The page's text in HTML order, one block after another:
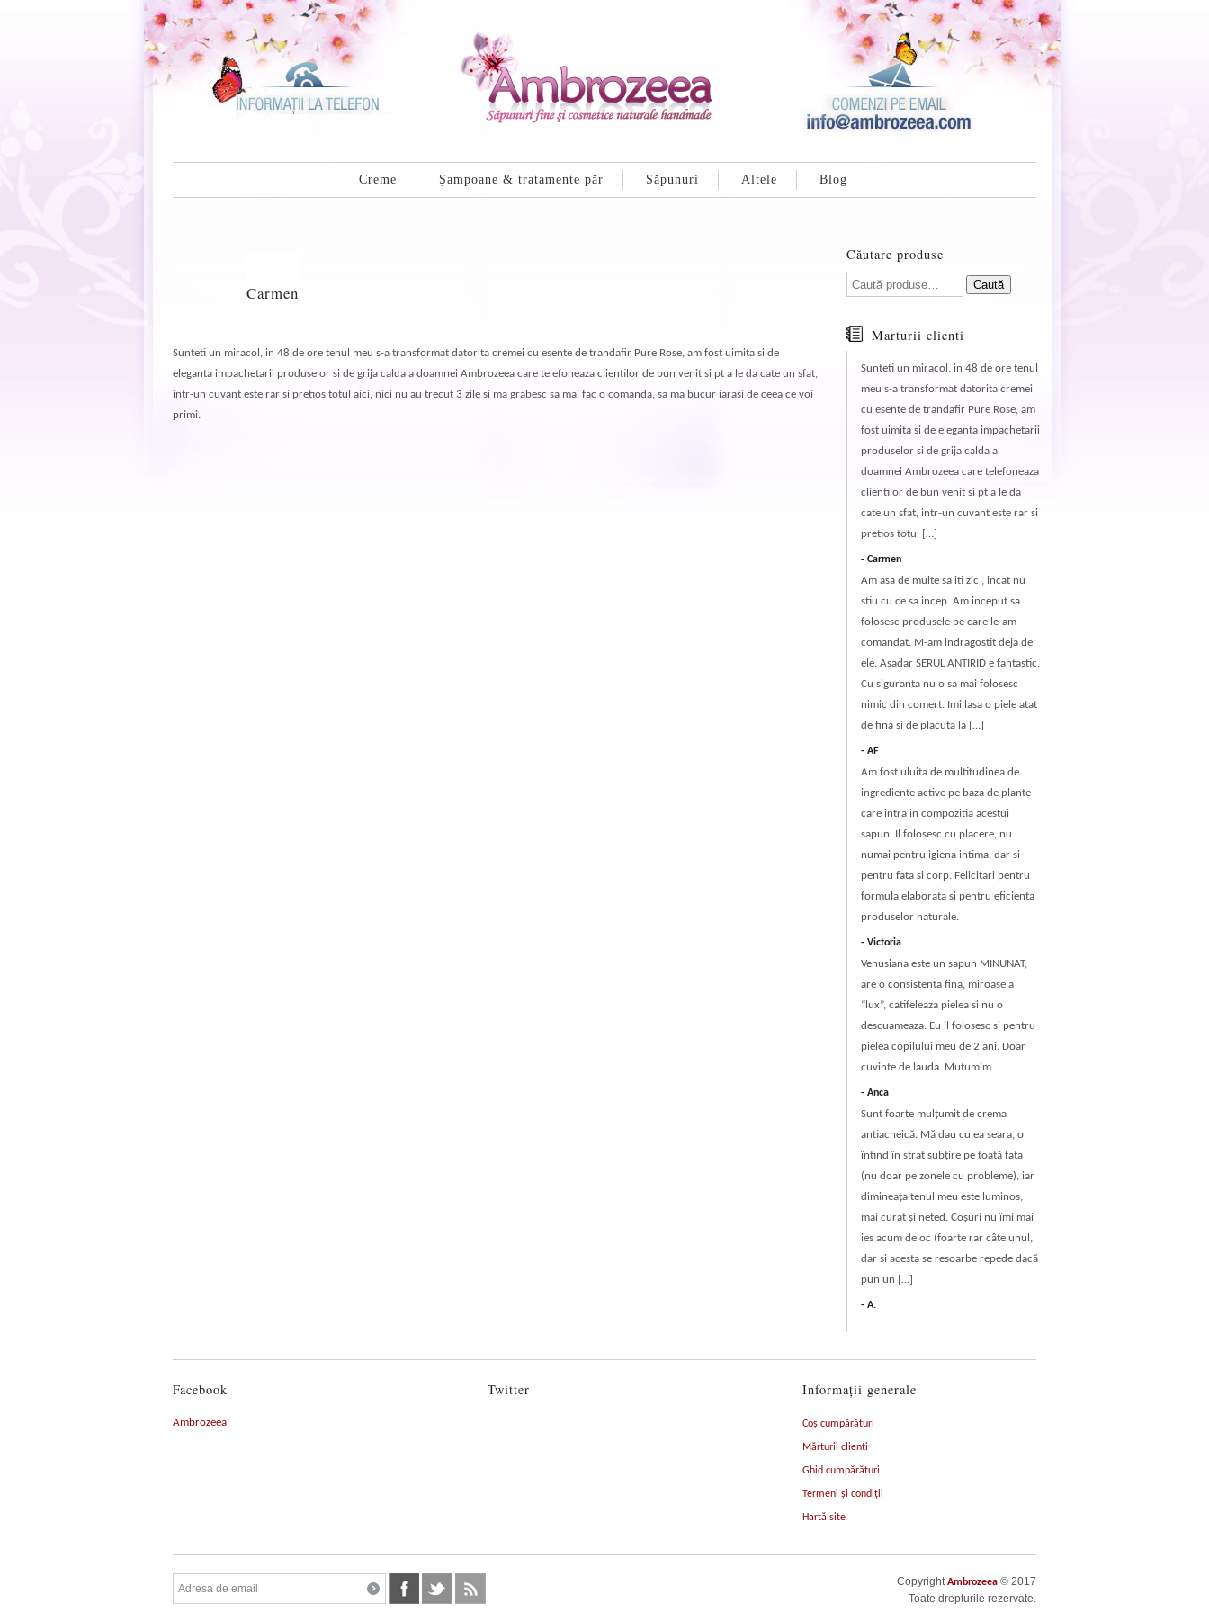
Creme Şampoane & tratamente păr Săpunuri Altele Blog
Carmen
Sunteti un miracol, in 48 de ore tenul meu s-a transformat datorita cremei cu esente de trandafir Pure Rose, am fost uimita si de
eleganta impachetarii produselor si de grija calda a doamnei Ambrozeea care telefoneaza clientilor de bun venit si pt a le da cate un sfat,
intr-un cuvant este rar si pretios totul aici, nici nu au trecut 3 zile si ma grabesc sa mai fac o comanda, sa ma bucur iarasi de ceea ce voi
primi.
Căutare produse
Caută
Marturii clienti
Sunteti un miracol, in 48 de ore tenul
meu s-a transformat datorita cremei
cu esente de trandafir Pure Rose, am
fost uimita si de eleganta impachetarii
produselor si de grija calda a
doamnei Ambrozeea care telefoneaza
clientilor de bun venit si pt a le da
cate un sfat, intr-un cuvant este rar si
pretios totul […]
Carmen
Am asa de multe sa iti zic , incat nu
stiu cu ce sa incep. Am inceput sa
folosesc produsele pe care le-am
comandat. M-am indragostit deja de
ele. Asadar SERUL ANTIRID e fantastic.
Cu siguranta nu o sa mai folosesc
nimic din comert. Imi lasa o piele atat
de fina si de placuta la […]
AF
Am fost uluita de multitudinea de
ingrediente active pe baza de plante
care intra in compozitia acestui
sapun. Il folosesc cu placere, nu
numai pentru igiena intima, dar si
pentru fata si corp. Felicitari pentru
formula elaborata si pentru eficienta
produselor naturale.
Victoria
Venusiana este un sapun MINUNAT,
are o consistenta fina, miroase a
“lux”, catifeleaza pielea si nu o
descuameaza. Eu il folosesc si pentru
pielea copilului meu de 2 ani. Doar
cuvinte de lauda. Mutumim.
Anca
Sunt foarte mulţumit de crema
antiacneică. Mă dau cu ea seara, o
întind în strat subţire pe toată faţa
(nu doar pe zonele cu probleme), iar
dimineaţa tenul meu este luminos,
mai curat şi neted. Coşuri nu îmi mai
ies acum deloc (foarte rar câte unul,
dar şi acesta se resoarbe repede dacă
pun un […]
A.
Facebook
Ambrozeea
Twitter Informaţii generale
Coş cumpărături
Mărturii clienți
Ghid cumpărături
Termeni şi condiţii
Hartă site
CopyrightAmbrozeea © 2017
Toate drepturile rezervate.